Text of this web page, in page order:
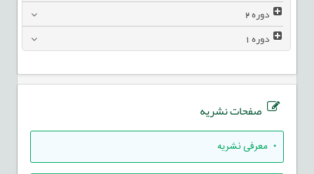
دوره2
دوره1
صفحات نشریه
• معرفی نشریه